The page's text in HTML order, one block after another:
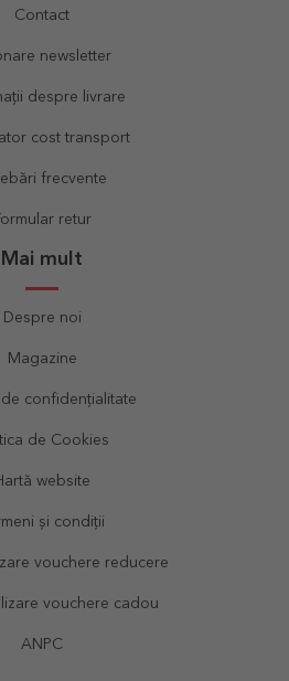
Contact
newsletter
despre livrare
cost transport
frecvente
retur
Mai mult
Despre noi
Magazine
de confidențialitate
de Cookies
website
și condiții
vouchere reducere
vouchere cadou
ANPC